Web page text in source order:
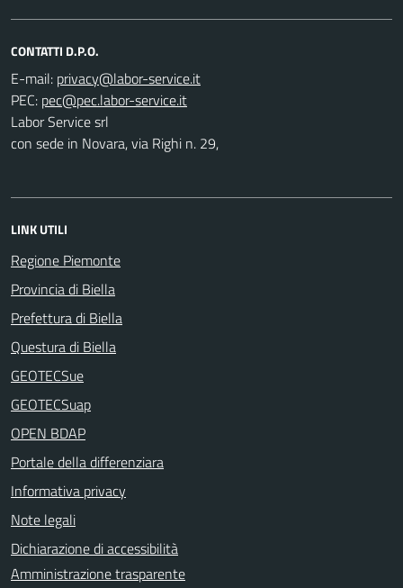
CONTATTI D.P.O.
E-mail:
PEC:
Labor Service srl
con sede in Novara, via Righi n. 29,
LINK UTILI
Regione Piemonte
Provincia di Biella
Prefettura di Biella
Questura di Biella
GEOTECSue
GEOTECSuap
OPEN BDAP
Portale della differenziara
Informativa privacy
Note legali
Dichiarazione di accessibilità
Amministrazione trasparente